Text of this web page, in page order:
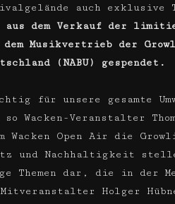
auch
dem Verkauf der
dem Musikvertrieb der
(NABU) gespendet.
für unsere gesamte
Wacken-Veranstalter
Wacken Open Air die
und Nachhaltigkeit
Themen dar, die in der
Mitveranstalter Holger